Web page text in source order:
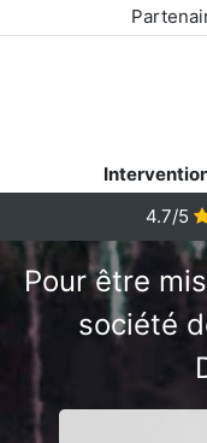
4.7/5
Pour être
société